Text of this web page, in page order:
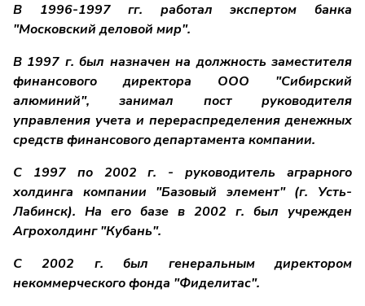
В 1996-1997 гг. работал экспертом банка
"Московский деловой мир".
В 1997 г. был назначен на должность заместителя
финансового директора ООО "Сибирский
алюминий", занимал пост руководителя
управления учета и перераспределения денежных
средств финансового департамента компании.
С 1997 по 2002 г. - руководитель аграрного
холдинга компании "Базовый элемент" (г. Усть-
Лабинск). На его базе в 2002 г. был учрежден
Агрохолдинг "Кубань".
С 2002 г. был генеральным директором
некоммерческого фонда "Фиделитас".